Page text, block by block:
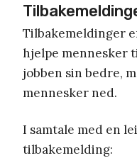
Tilbakemeldinger
hjelpe mennesker
jobben sin bedre,
mennesker ned.
I samtale med en
tilbakemelding: